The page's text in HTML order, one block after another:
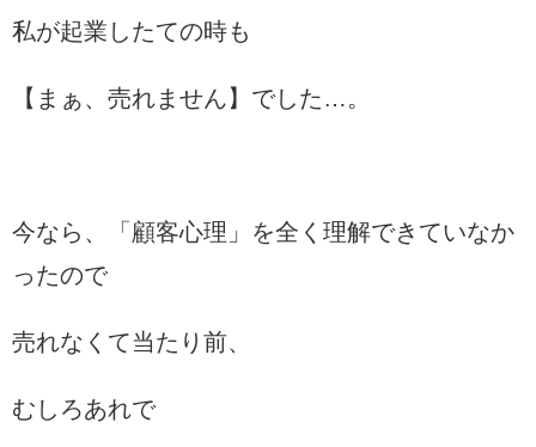
私が起業したての時も
【まぁ、売れません】でした…。
今なら、「顧客心理」を全く理解できていなか
ったので
売れなくて当たり前、
むしろあれで